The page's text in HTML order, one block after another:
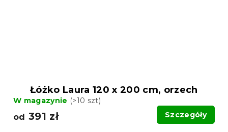
Łóżko Laura 120 x 200 cm, orzech
W magazynie (>10 szt)
od 391 zł Szczegóły